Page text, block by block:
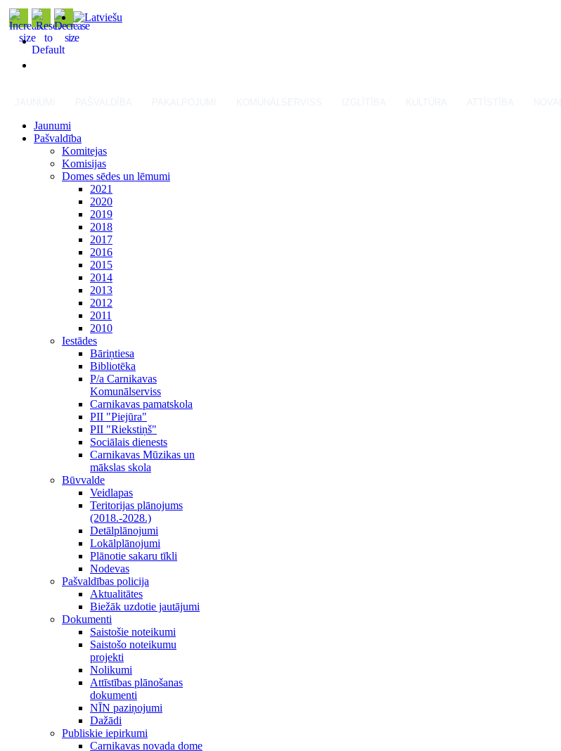
Jaunumi
Pašvaldība
Komitejas
Komisijas
Domes sēdes un lēmumi
2021
2020
2019
2018
2017
2016
2015
2014
2013
2012
2011
2010
Iestādes
Bāriņtiesa
Bibliotēka
P/a Carnikavas
Komunālserviss
Carnikavas pamatskola
PII "Piejūra"
PII "Riekstiņš"
Sociālais dienests
Carnikavas Mūzikas un
mākslas skola
Būvvalde
Veidlapas
Teritorijas plānojums
(2018.-2028.)
Detālplānojumi
Lokālplānojumi
Plānotie sakaru tīkli
Nodevas
Pašvaldības policija
Aktualitātes
Biežāk uzdotie jautājumi
Dokumenti
Saistošie noteikumi
Saistošo noteikumu
projekti
Nolikumi
Attīstības plānošanas
dokumenti
NĪN paziņojumi
Dažādi
Publiskie iepirkumi
Carnikavas novada dome